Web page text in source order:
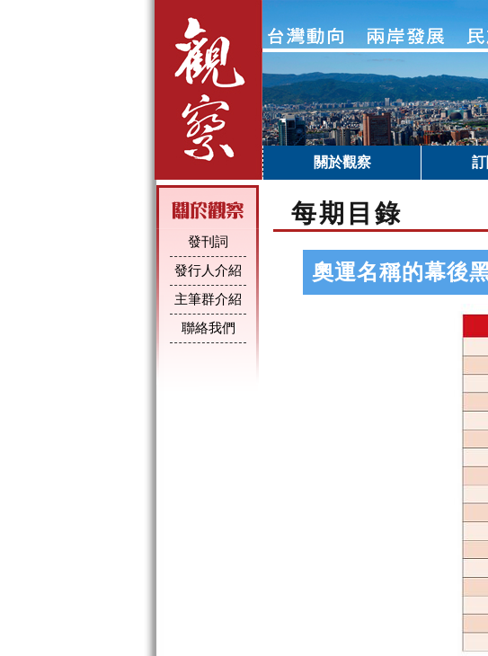
關於觀察
發刊詞
發行人介紹
主筆群介紹
聯絡我們
每期目錄
奧運名稱的幕後